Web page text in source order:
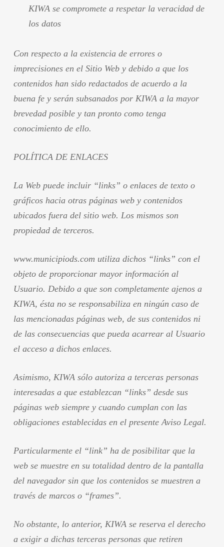
KIWA se compromete a respetar la veracidad de
los datos
Con respecto a la existencia de errores o
imprecisiones en el Sitio Web y debido a que los
contenidos han sido redactados de acuerdo a la
buena fe y serán subsanados por KIWA a la mayor
brevedad posible y tan pronto como tenga
conocimiento de ello.
POLÍTICA DE ENLACES
La Web puede incluir “links” o enlaces de texto o
gráficos hacia otras páginas web y contenidos
ubicados fuera del sitio web. Los mismos son
propiedad de terceros.
www.municipiods.com utiliza dichos “links” con el
objeto de proporcionar mayor información al
Usuario. Debido a que son completamente ajenos a
KIWA, ésta no se responsabiliza en ningún caso de
las mencionadas páginas web, de sus contenidos ni
de las consecuencias que pueda acarrear al Usuario
el acceso a dichos enlaces.
Asimismo, KIWA sólo autoriza a terceras personas
interesadas a que establezcan “links” desde sus
páginas web siempre y cuando cumplan con las
obligaciones establecidas en el presente Aviso Legal.
Particularmente el “link” ha de posibilitar que la
web se muestre en su totalidad dentro de la pantalla
del navegador sin que los contenidos se muestren a
través de marcos o “frames”.
No obstante, lo anterior, KIWA se reserva el derecho
a exigir a dichas terceras personas que retiren